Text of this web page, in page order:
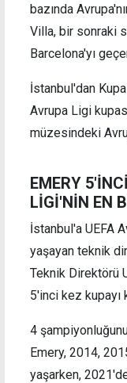
bazında
Villa, bir sonraki
Barcelona'yı
İstanbul'dan
Avrupa Ligi
müzesindeki
EMERY
LİGİ'NİN EN
İstanbul'a UEFA
yaşayan teknik
Teknik Direktörü
5'inci kez kupayı
4
Emery, 2014,
yaşarken,